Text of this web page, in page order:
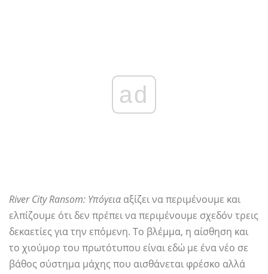
ad
River City Ransom: Υπόγεια αξίζει να περιμένουμε και
ελπίζουμε ότι δεν πρέπει να περιμένουμε σχεδόν τρεις
δεκαετίες για την επόμενη. Το βλέμμα, η αίσθηση και
το χιούμορ του πρωτότυπου είναι εδώ με ένα νέο σε
βάθος σύστημα μάχης που αισθάνεται φρέσκο ​​αλλά